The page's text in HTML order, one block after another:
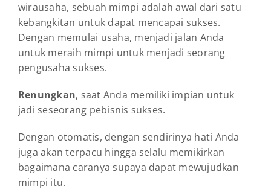
wirausaha, sebuah mimpi adalah awal dari satu
kebangkitan untuk dapat mencapai sukses.
Dengan memulai usaha, menjadi jalan Anda
untuk meraih mimpi untuk menjadi seorang
pengusaha sukses.
Renungkan, saat Anda memiliki impian untuk
jadi seseorang pebisnis sukses.
Dengan otomatis, dengan sendirinya hati Anda
juga akan terpacu hingga selalu memikirkan
bagaimana caranya supaya dapat mewujudkan
mimpi itu.